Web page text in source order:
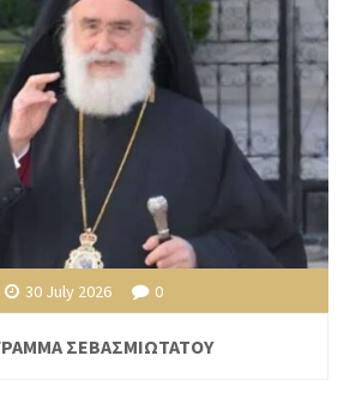
30 July 2026 0
ΣΕΒΑΣΜΙΩΤΑΤΟΥ